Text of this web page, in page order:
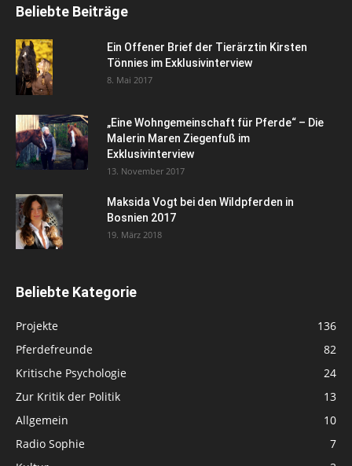
Beliebte Beiträge
Ein Offener Brief der Tierärztin Kirsten
Tönnies im Exklusivinterview
8. Mai 2017
„Eine Wohngemeinschaft für Pferde“ – Die
Malerin Maren Ziegenfuß im
Exklusivinterview
13. November 2017
Maksida Vogt bei den Wildpferden in
Bosnien 2017
19. März 2018
Beliebte Kategorie
Projekte
136
Pferdefreunde
82
Kritische Psychologie
24
Zur Kritik der Politik
13
Allgemein
10
Radio Sophie
7